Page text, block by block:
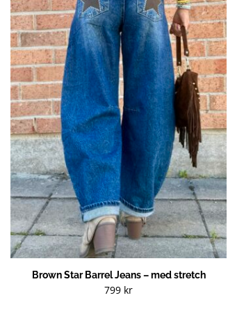
Brown Star Barrel Jeans – med stretch
799 kr